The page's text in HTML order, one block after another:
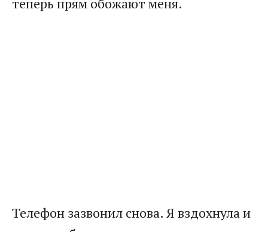
теперь прям обожают меня.
Телефон зазвонил снова. Я вздохнула и